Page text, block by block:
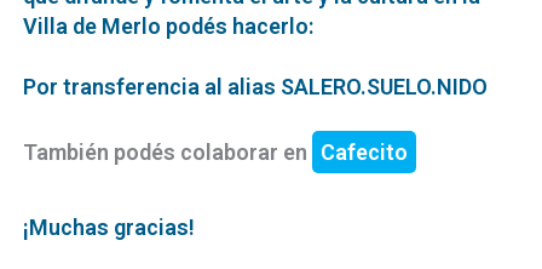
Villa de Merlo podés hacerlo:
Por transferencia al alias SALERO.SUELO.NIDO
También podés colaborar en Cafecito
¡Muchas gracias!